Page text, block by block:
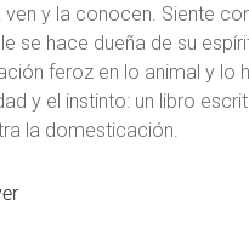
ven y la conocen. Siente
se hace dueña de su
feroz en lo animal y lo
y el instinto: un libro
la domesticación.